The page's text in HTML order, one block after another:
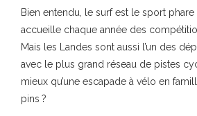
Bien entendu, le surf est le sport
accueille chaque année des
Mais les Landes sont aussi l’un des
avec le plus grand réseau de pistes
mieux qu’une escapade à vélo en
pins ?